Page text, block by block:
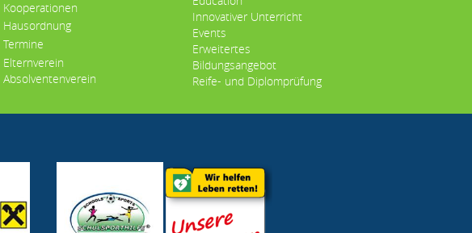
Kooperationen
Hausordnung
Termine
Elternverein
Absolventenverein
Innovativer Unterricht
Events
Erweitertes
Bildungsangebot
Reife- und Diplomprüfung